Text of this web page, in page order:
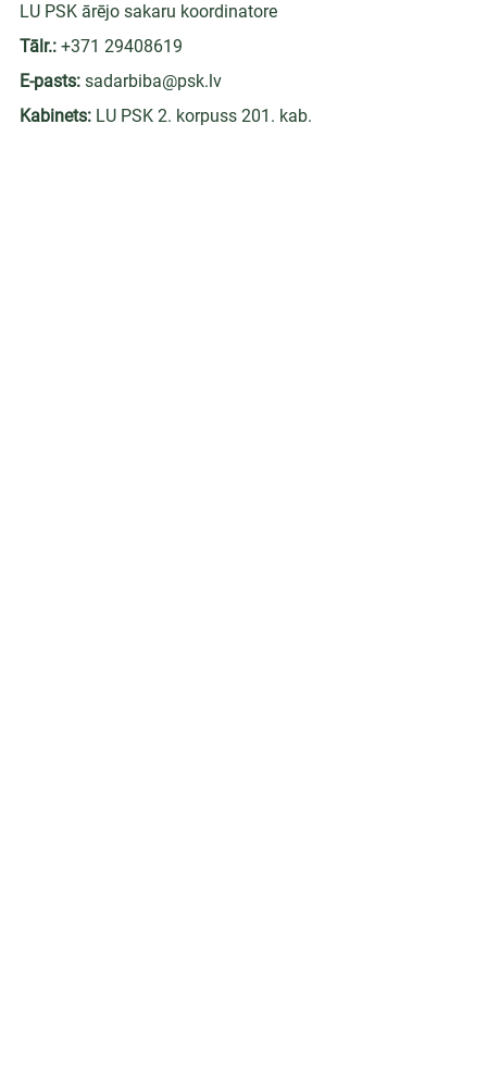
LU PSK ārējo sakaru koordinatore
Tālr.: +371 29408619
E-pasts: sadarbiba@psk.lv
Kabinets: LU PSK 2. korpuss 201. kab.